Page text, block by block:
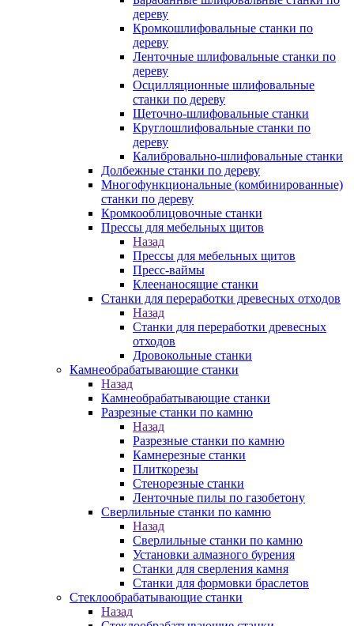
дереву
Кромкошлифовальные станки по
дереву
Ленточные шлифовальные станки по
дереву
Осцилляционные шлифовальные
станки по дереву
Щеточно-шлифовальные станки
Круглошлифовальные станки по
дереву
Калибровально-шлифовальные станки
Долбежные станки по дереву
Многофункциональные (комбинированные)
станки по дереву
Кромкооблицовочные станки
Прессы для мебельных щитов
Назад
Прессы для мебельных щитов
Пресс-ваймы
Клеенаносящие станки
Станки для переработки древесных отходов
Назад
Станки для переработки древесных
отходов
Дровокольные станки
Камнеобрабатывающие станки
Назад
Камнеобрабатывающие станки
Разрезные станки по камню
Назад
Разрезные станки по камню
Камнерезные станки
Плиткорезы
Стенорезные станки
Ленточные пилы по газобетону
Сверлильные станки по камню
Назад
Сверлильные станки по камню
Установки алмазного бурения
Станки для сверления камня
Станки для формовки браслетов
Стеклообрабатывающие станки
Назад